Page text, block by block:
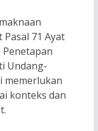
71 Ayat
Undang-
memerlukan
konteks dan